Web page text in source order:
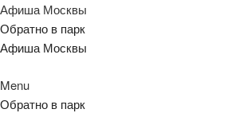
Афиша Москвы
Обратно в парк
Афиша Москвы
Menu
Обратно в парк